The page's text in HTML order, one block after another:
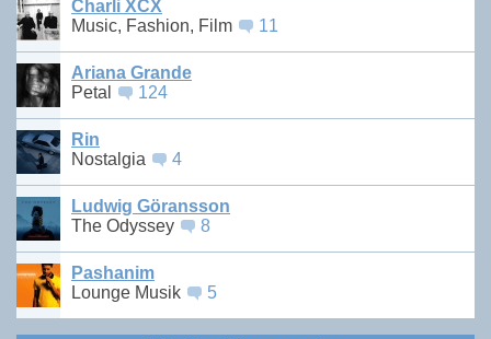
Charli XCX
Music, Fashion, Film
11
Ariana Grande
Petal
124
Rin
Nostalgia
4
Ludwig Göransson
The Odyssey
8
Pashanim
Lounge Musik
5